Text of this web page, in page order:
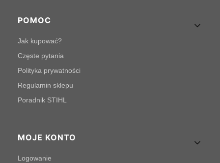
POMOC
Jak kupować?
Częste pytania
Polityka prywatności
Regulamin sklepu
Poradnik STIHL
MOJE KONTO
Logowanie